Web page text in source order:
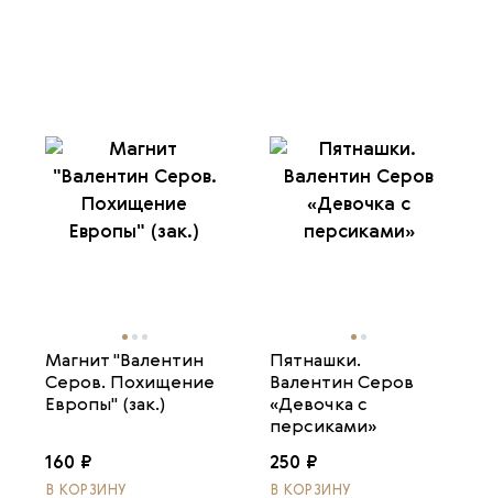
Магнит "Валентин
Серов. Похищение
Европы" (зак.)
160 ₽
В КОРЗИНУ
Пятнашки.
Валентин Серов
«Девочка с
персиками»
250 ₽
В КОРЗИНУ